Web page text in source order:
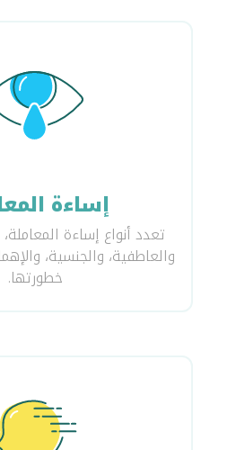
إساءة
تعدد أنواع إساءة
والعاطفية، والجنسية،
خطورتها.